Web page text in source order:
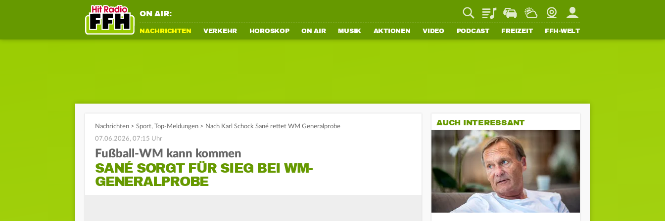
ON AIR: PlaylistStaupilotWetterWebcamMein FFH
NACHRICHTEN VERKEHR HOROSKOP ON AIR MUSIK AKTIONEN VIDEO PODCAST FREIZEIT FFH-WELT
Nachrichten > Sport, Top-Meldungen > Nach Karl Schock Sané rettet WM Generalprobe
07.06.2026, 07:15 Uhr
Fußball-WM kann kommen
SANÉ SORGT FÜR SIEG BEI WM-
GENERALPROBE
AUCH INTERESSANT